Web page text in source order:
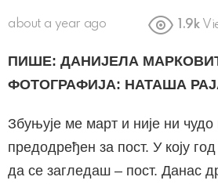
about a year ago 1.9k
ПИШЕ: ДАНИЈЕЛА
ФОТОГРАФИЈА: НАТАША
Збуњује ме март и није ни чудо
предодређен за пост. У коју
да се загледаш – пост. Данас